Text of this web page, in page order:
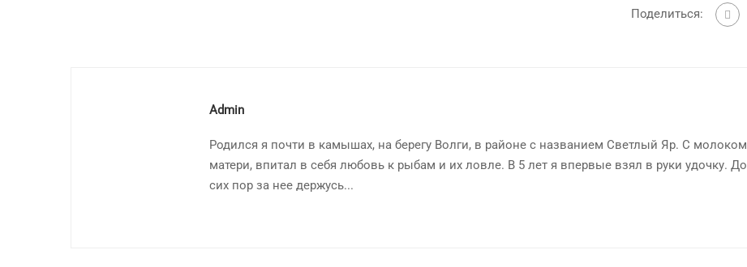
Поделиться:
Admin
Родился я почти в камышах, на берегу Волги, в районе с названием Светлый Яр. С молоком
матери, впитал в себя любовь к рыбам и их ловле. В 5 лет я впервые взял в руки удочку. До
сих пор за нее держусь...